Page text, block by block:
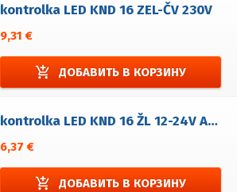
kontrolka LED KND 16 ZEL-ČV 230V
9,31 €
add_shopping_cart ДОБАВИТЬ В КОРЗИНУ
kontrolka LED KND 16 ŽL 12-24V AC/DC
6,37 €
add_shopping_cart ДОБАВИТЬ В КОРЗИНУ